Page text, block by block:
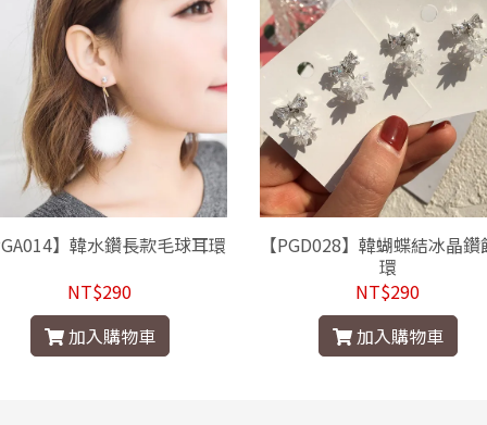
】韓水鑽長款毛球耳環
NT$290
加入購物車
【PGD028】韓蝴蝶結冰晶
環
NT$290
加入購物車